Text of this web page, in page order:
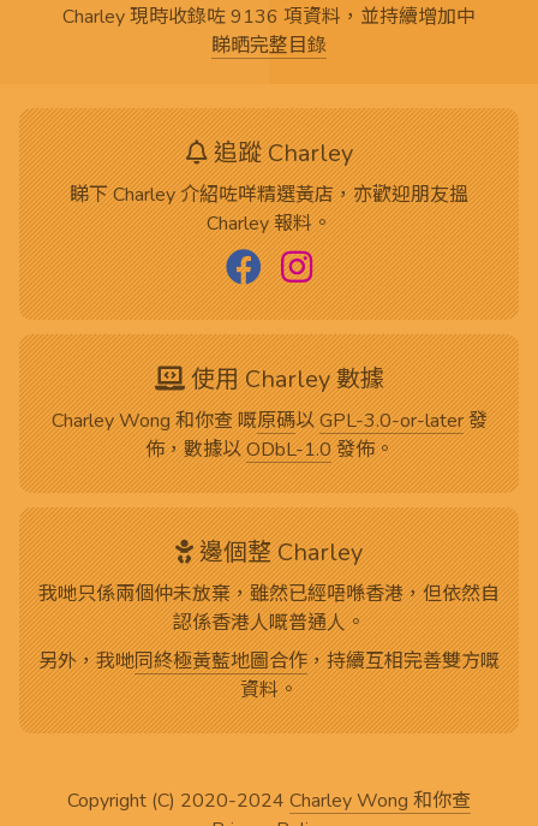
Charley 現時收錄咗 9136 項資料，並持續增加中
睇晒完整目錄
追蹤 Charley
睇下 Charley 介紹咗咩精選黃店，亦歡迎朋友搵
Charley 報料。
使用 Charley 數據
Charley Wong 和你查 嘅原碼以GPL-3.0-or-later發
佈，數據以ODbL-1.0發佈。
邊個整 Charley
我哋只係兩個仲未放棄，雖然已經唔喺香港，但依然自
認係香港人嘅普通人。
另外，我哋同終極黃藍地圖合作，持續互相完善雙方嘅
資料。
Copyright (C) 2020-2024 Charley Wong 和你查